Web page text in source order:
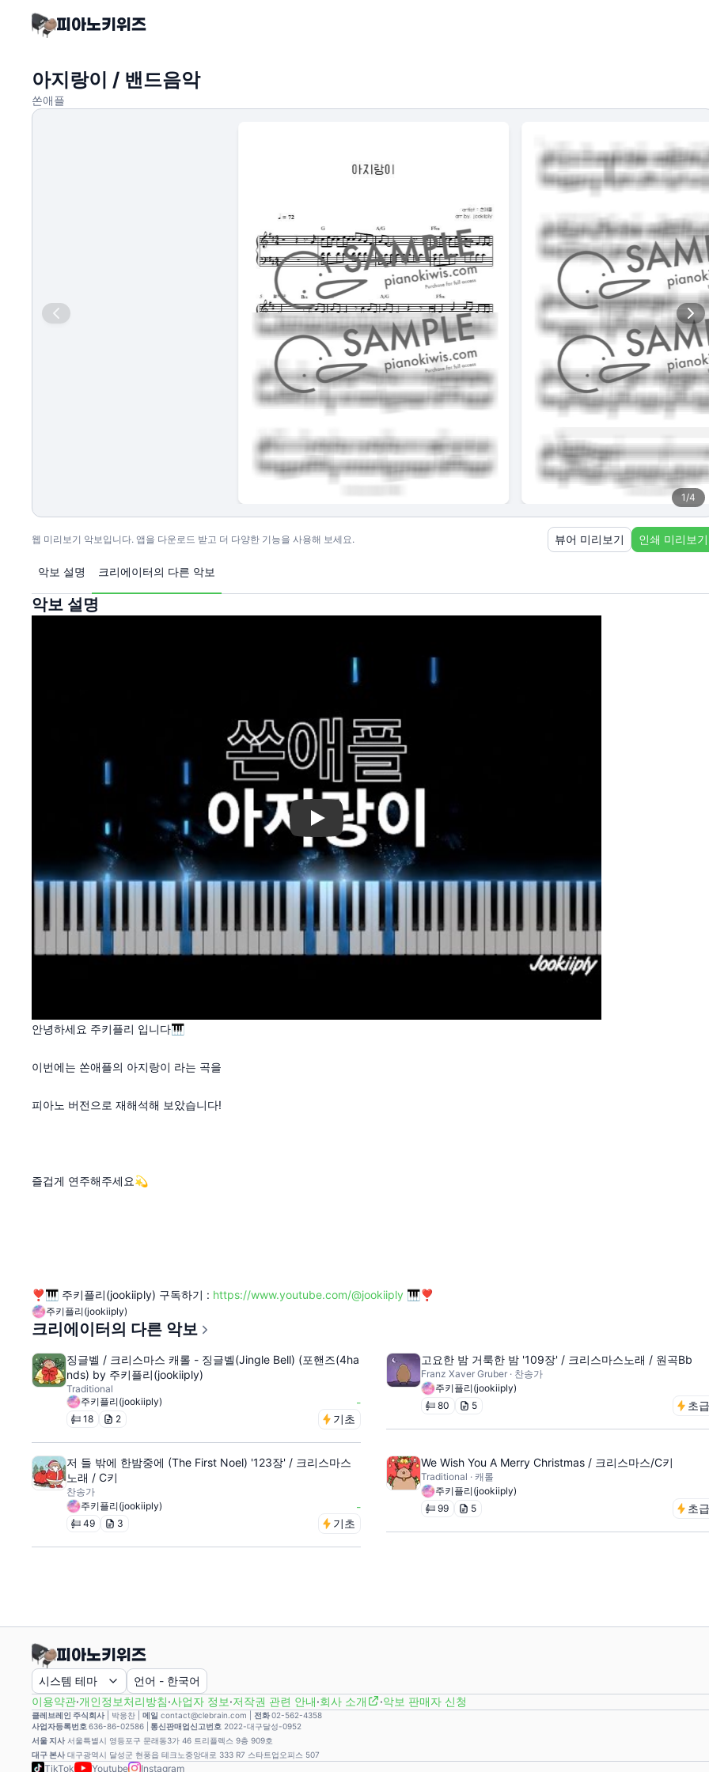
아지랑이 / 밴드음악
쏜애플
1/4
웹 미리보기 악보입니다. 앱을 다운로드 받고 더 다양한 기능을 사용해 보세요. 뷰어 미리보기 인쇄 미리보기
악보 설명 크리에이터의 다른 악보
악보 설명
Play
안녕하세요 주키플리 입니다🎹
이번에는 쏜애플의 아지랑이 라는 곡을
피아노 버전으로 재해석해 보았습니다!
즐겁게 연주해주세요💫
❣️🎹 주키플리(jookiiply) 구독하기 : https://www.youtube.com/@jookiiply 🎹❣️
주키플리(jookiiply)
크리에이터의 다른 악보
징글벨 / 크리스마스 캐롤 - 징글벨(Jingle Bell) (포핸즈(4ha
nds) by 주키플리(jookiiply)
Traditional
주키플리(jookiiply)
-
18 2 기초
고요한 밤 거룩한 밤 '109장' / 크리스마스노래 / 원곡Bb
Franz Xaver Gruber · 찬송가
주키플리(jookiiply)
80
5 초급
저 들 밖에 한밤중에 (The First Noel) '123장' / 크리스마스
노래 / C키
찬송가
주키플리(jookiiply)
-
49 3 기초
We Wish You A Merry Christmas / 크리스마스/C키
Traditional · 캐롤
주키플리(jookiiply)
99
5 초급
시스템 테마 언어 - 한국어
이용약관·개인정보처리방침·사업자 정보·저작권 관련 안내·회사 소개 ·악보 판매자 신청
클레브레인 주식회사| 박웅찬 메일 contact@clebrain.com | 전화02-562-4358
사업자등록번호 636-86-02586 | 통신판매업신고번호 2022-대구달성-0952
서울 지사 서울특별시 영등포구 문래동3가 46 트리플렉스 9층 909호
대구 본사 대구광역시 달성군 현풍읍 테크노중앙대로 333 R7 스타트업오피스 507
TikTok Youtube Instagram